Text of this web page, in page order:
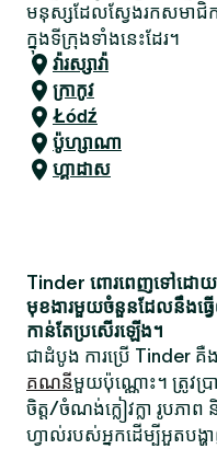
មនុស្សដែលស្វែងរកសមាជិ
ក្នុងទីក្រុងទាំងនេះដែរ។
វ៉ារស្សាវ៉ា
ក្រាកូវ
Łódź
ប៉ូហ្សាណា
ហ្គាដាស
Tinder ពោរពេញទៅដោយ
មុខងារមួយចំនួនដែលនឹងធ្វ
កាន់តែប្រសើរឡើង។
ជាដំបូង ការប្រើ Tinder គឺ
គណនីមួយប៉ុណ្ណោះ។ ត្រូវ
ចិត្ត/ចំណង់ក្លៀវក្លា រូបភាព
ហ្វាល់របស់អ្នកដើម្បីអួតប